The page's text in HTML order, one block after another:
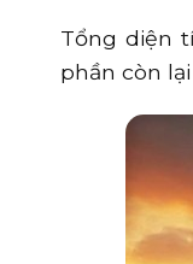
Tổng diện
phần còn